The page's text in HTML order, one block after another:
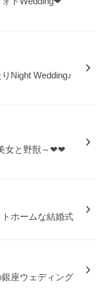
Night Wedding♪
女と野獣～❤❤
ホームな結婚式
座ウェディング